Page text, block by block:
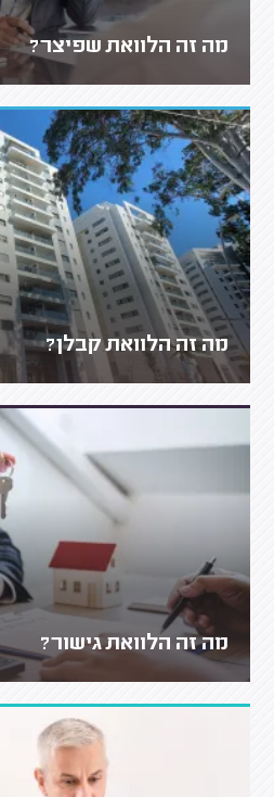
מה זה הלוואת שפיצר?
מה זה הלוואת קבלן?
מה זה הלוואת גישור?